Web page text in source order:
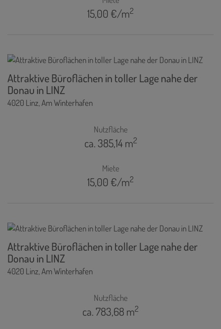
15,00 €/m2
Attraktive Büroflächen in toller Lage nahe der
Donau in LINZ
4020 Linz, Am Winterhafen
Nutzfläche
ca. 385,14 m2
Miete
15,00 €/m2
Attraktive Büroflächen in toller Lage nahe der
Donau in LINZ
4020 Linz, Am Winterhafen
Nutzfläche
ca. 783,68 m2